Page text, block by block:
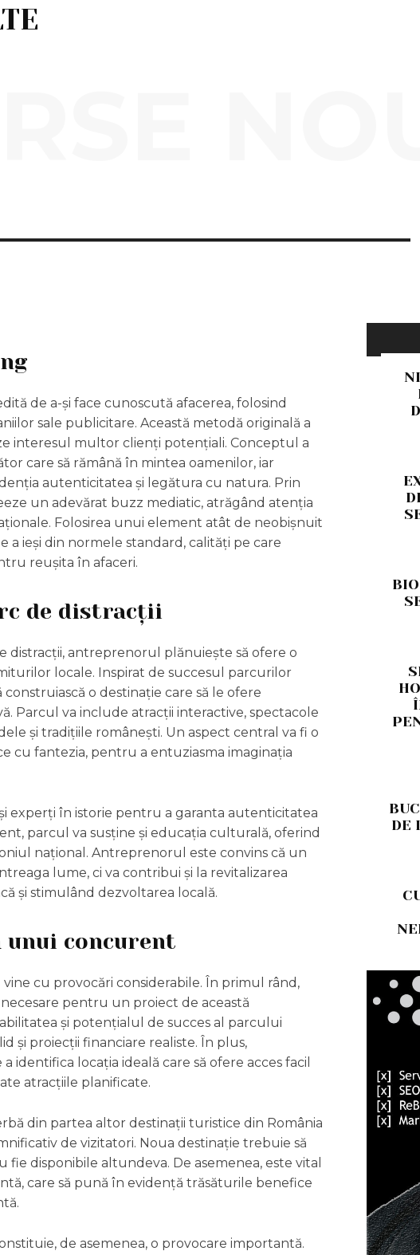
de a-și face cunoscută afacerea, folosind
sale publicitare. Această metodă originală a
interesul multor clienți potențiali. Conceptul a
care să rămână în mintea oamenilor, iar
autenticitatea și legătura cu natura. Prin
un adevărat buzz mediatic, atrăgând atenția
Folosirea unui element atât de neobișnuit
a ieși din normele standard, calități pe care
reușita în afaceri.
de distracții
distracții, antreprenorul plănuiește să ofere o
locale. Inspirat de succesul parcurilor
o destinație care să le ofere
Parcul va include atracții interactive, spectacole
și tradițiile românești. Un aspect central va fi o
cu fantezia, pentru a entuziasma imaginația
experți în istorie pentru a garanta autenticitatea
parcul va susține și educația culturală, oferind
național. Antreprenorul este convins că un
lume, ci va contribui și la revitalizarea
și stimulând dezvoltarea locală.
concurent
cu provocări considerabile. În primul rând,
pentru un proiect de această
și potențialul de succes al parcului
și proiecții financiare realiste. În plus,
locația ideală care să ofere acces facil
atracțiile planificate.
din partea altor destinații turistice din România
de vizitatori. Noua destinație trebuie să
disponibile altundeva. De asemenea, este vital
care să pună în evidență trăsăturile benefice
de asemenea, o provocare importantă.
DE